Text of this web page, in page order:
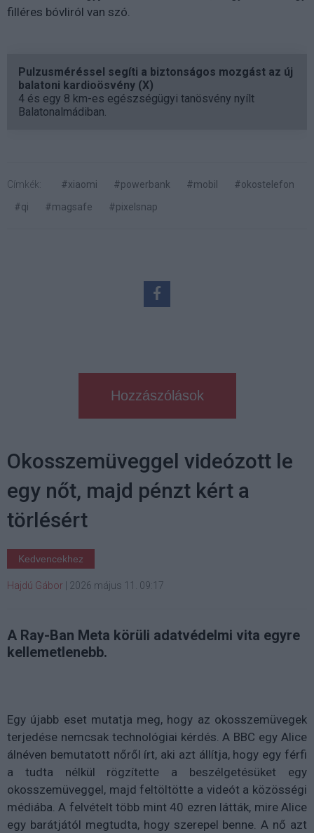
filléres bóvliról van szó.
Pulzusméréssel segíti a biztonságos mozgást az új
balatoni kardioösvény (X)
4 és egy 8 km-es egészségügyi tanösvény nyílt
Balatonalmádiban.
Címkék: #xiaomi #powerbank #mobil
#okostelefon
#qi
#magsafe #pixelsnap
Hozzászólások
Okosszemüveggel videózott le
egy nőt, majd pénzt kért a
törlésért
Kedvencekhez
Hajdú Gábor 2026 május 11. 09:17
A Ray-Ban Meta körüli adatvédelmi vita egyre
kellemetlenebb.
Egy újabb eset mutatja meg, hogy az okosszemüvegek
terjedése nemcsak technológiai kérdés. A BBC egy Alice
álnéven bemutatott nőről írt, aki azt állítja, hogy egy férfi
a tudta nélkül rögzítette a beszélgetésüket egy
okosszemüveggel, majd feltöltötte a videót a közösségi
médiába. A felvételt több mint 40 ezren látták, mire Alice
egy barátjától megtudta, hogy szerepel benne. A nő azt